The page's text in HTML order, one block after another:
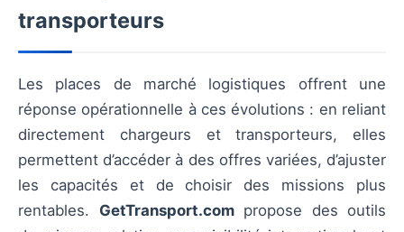
transporteurs
Les places de marché logistiques offrent une
réponse opérationnelle à ces évolutions : en reliant
directement chargeurs et transporteurs, elles
permettent d’accéder à des offres variées, d’ajuster
les capacités et de choisir des missions plus
rentables. GetTransport.compropose des outils